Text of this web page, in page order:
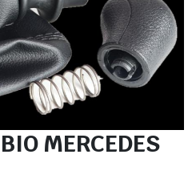
MERCEDES